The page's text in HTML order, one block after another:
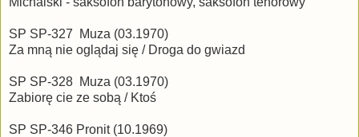
SP SP-327 Muza (03.1970)
Za mną nie oglądaj się / Droga do gwiazd
SP SP-328 Muza (03.1970)
Zabiorę cie ze sobą / Ktoś
SP SP-346 Pronit (10.1969)